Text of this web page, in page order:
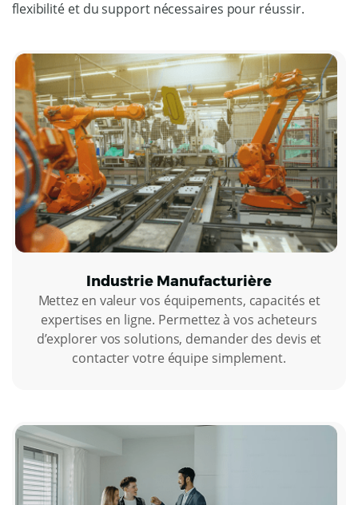
flexibilité et du support nécessaires pour réussir.
Industrie Manufacturière
Mettez en valeur vos équipements, capacités et
expertises en ligne. Permettez à vos acheteurs
d’explorer vos solutions, demander des devis et
contacter votre équipe simplement.